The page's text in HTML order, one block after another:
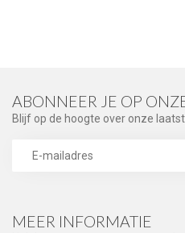
MEER INFORMATIE
ABONNEER JE OP
Blijf op de hoogte over onze